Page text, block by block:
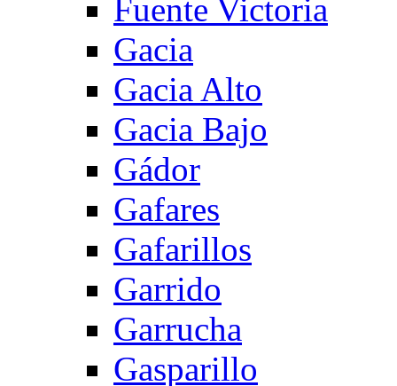
Fuente Victoria
Gacia
Gacia Alto
Gacia Bajo
Gádor
Gafares
Gafarillos
Garrido
Garrucha
Gasparillo